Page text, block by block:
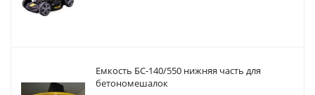
Емкость БС-140/550 нижняя часть для
бетономешалок